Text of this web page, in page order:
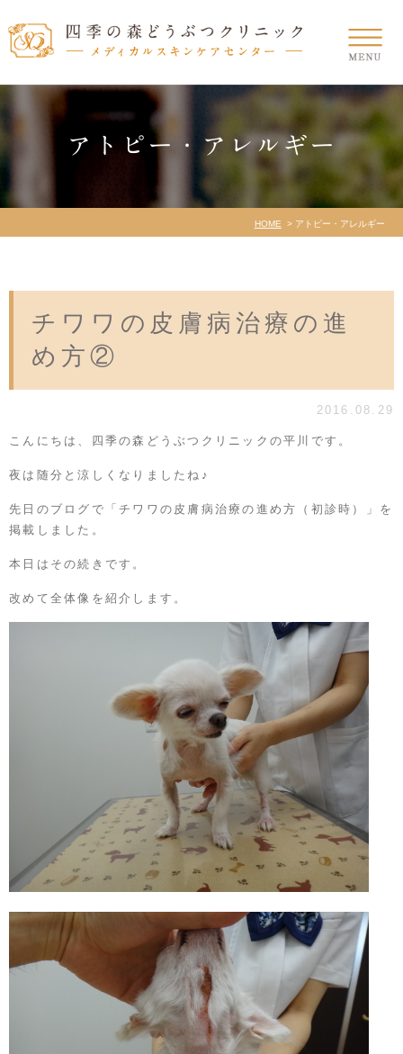
アトピー・アレルギー
HOME アトピー・アレルギー
チワワの皮膚病治療の進
め方②
2016.08.29
こんにちは、四季の森どうぶつクリニックの平川です。
夜は随分と涼しくなりましたね♪
先日のブログで「 チワワの皮膚病治療の進め方（初診時）
」を
掲載しました。
本日はその続きです。
改めて全体像を紹介します。